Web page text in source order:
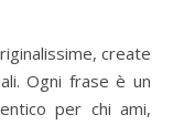
Ogni frase è un
per chi ami,